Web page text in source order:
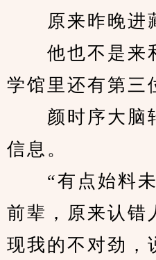
原来昨晚进藏
他也不是来
学馆里还有第三
颜时序大脑
信息。
“有点始料未
前辈，原来认错
现我的不对劲，